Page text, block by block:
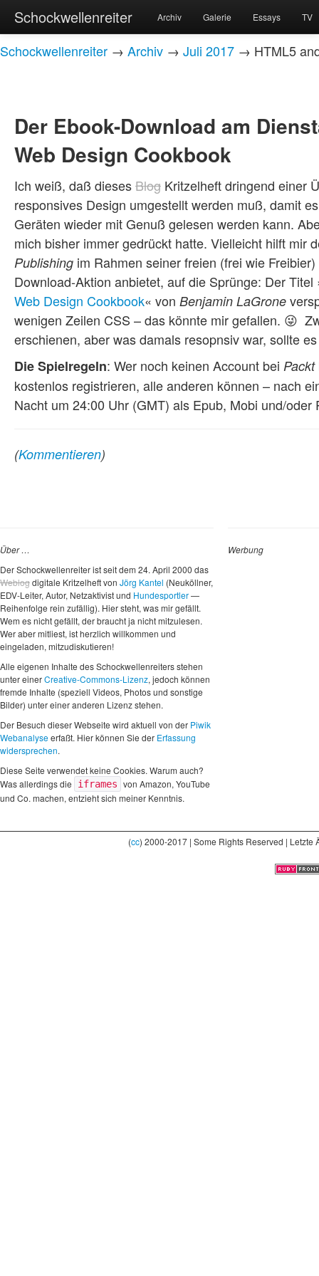
Schockwellenreiter Archiv Galerie Essays TV
Schockwellenreiter → Archiv → Juli 2017 → HTML5
Der Ebook-Download am
Web Design Cookbook
Ich weiß, daß diesesBlog Kritzelheft dringend einer
responsives Design umgestellt werden muß, damit
Geräten wieder mit Genuß gelesen werden kann.
mich bisher immer gedrückt hatte. Vielleicht hilft mir
Publishing im Rahmen seiner freien (frei wie
Download-Aktion anbietet, auf die Sprünge: Der Titel
Web Design Cookbook« von Benjamin LaGrone
wenigen Zeilen CSS – das könnte mir gefallen. 😜
erschienen, aber was damals resopnsiv war, sollte
Die Spielregeln: Wer noch keinen Account bei Packt
kostenlos registrieren, alle anderen können – nach
Nacht um 24:00 Uhr (GMT) als Epub, Mobi und/
(Kommentieren)
Über …
Der Schockwellenreiter ist seit dem 24. April 2000 das
Weblogdigitale Kritzelheft von Jörg Kantel (Neuköllner,
EDV-Leiter, Autor, Netzaktivist und Hundesportler—
Reihenfolge rein zufällig). Hier steht, was mir gefällt.
Wem es nicht gefällt, der braucht ja nicht mitzulesen.
Wer aber mitliest, ist herzlich willkommen und
eingeladen, mitzudiskutieren!
Alle eigenen Inhalte des Schockwellenreiters stehen
unter einerCreative-Commons-Lizenz, jedoch können
fremde Inhalte (speziell Videos, Photos und sonstige
Bilder) unter einer anderen Lizenz stehen.
Der Besuch dieser Webseite wird aktuell von der Piwik
Webanalyseerfaßt. Hier können Sie der Erfassung
widersprechen.
Diese Seite verwendet keine Cookies. Warum auch?
Was allerdings die
iframes von Amazon, YouTube
und Co. machen, entzieht sich meiner Kenntnis.
Werbung
(cc) 2000-2017 | Some Rights Reserved |